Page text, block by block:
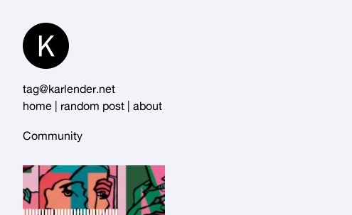
Content
tag@karlender.net
home
random post about
Community